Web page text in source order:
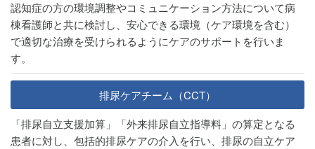
認知症の方の環境調整やコミュニケーション方法について病
棟看護師と共に検討し、安心できる環境（ケア環境を含む）
で適切な治療を受けられるようにケアのサポートを行いま
す。
排尿ケアチーム（CCT）
「排尿⾃⽴⽀援加算」「外来排尿⾃⽴指導料」の算定となる
患者に対し、包括的排尿ケアの介⼊を⾏い、排尿の自立ケア